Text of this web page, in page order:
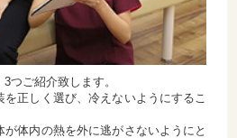
つご紹介致します。
を正しく選び、冷えないようにするこ
が体内の熱を外に逃がさないようにと